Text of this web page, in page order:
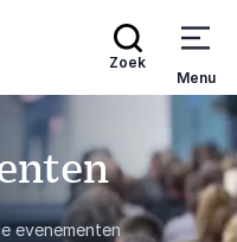
Zoek
Menu
evenementen